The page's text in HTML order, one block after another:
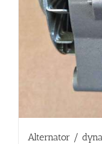
Alternator /